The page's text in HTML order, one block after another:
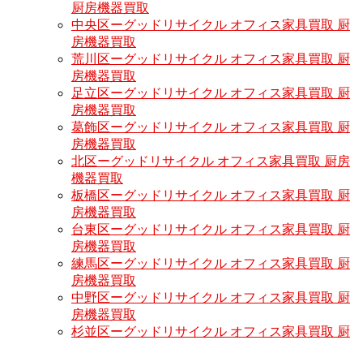
厨房機器買取
中央区ーグッドリサイクル オフィス家具買取 厨
房機器買取
荒川区ーグッドリサイクル オフィス家具買取 厨
房機器買取
足立区ーグッドリサイクル オフィス家具買取 厨
房機器買取
葛飾区ーグッドリサイクル オフィス家具買取 厨
房機器買取
北区ーグッドリサイクル オフィス家具買取 厨房
機器買取
板橋区ーグッドリサイクル オフィス家具買取 厨
房機器買取
台東区ーグッドリサイクル オフィス家具買取 厨
房機器買取
練馬区ーグッドリサイクル オフィス家具買取 厨
房機器買取
中野区ーグッドリサイクル オフィス家具買取 厨
房機器買取
杉並区ーグッドリサイクル オフィス家具買取 厨